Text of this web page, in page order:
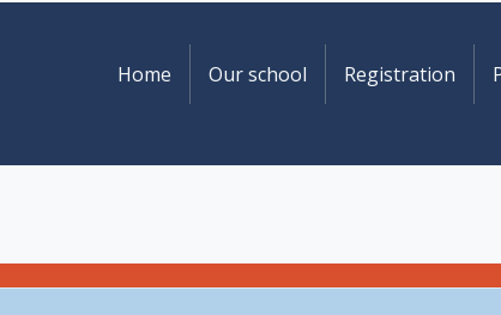
Home Our school Registration